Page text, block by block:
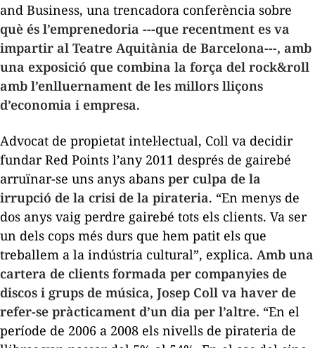
and Business, una trencadora conferència sobre
què és l’emprenedoria ---que recentment es va
impartir al Teatre Aquitània de Barcelona---, amb
una exposició que combina la força del rock&roll
amb l’enlluernament de les millors lliçons
d’economia i empresa.
Advocat de propietat intel·lectual, Coll va decidir
fundar Red Points l’any 2011 després de gairebé
arruïnar-se uns anys abans per culpa de la
irrupció de la crisi de la pirateria. “En menys de
dos anys vaig perdre gairebé tots els clients. Va ser
un dels cops més durs que hem patit els que
treballem a la indústria cultural”, explica. Amb una
cartera de clients formada per companyies de
discos i grups de música, Josep Coll va haver de
refer-se pràcticament d’un dia per l’altre. “En el
període de 2006 a 2008 els nivells de pirateria de